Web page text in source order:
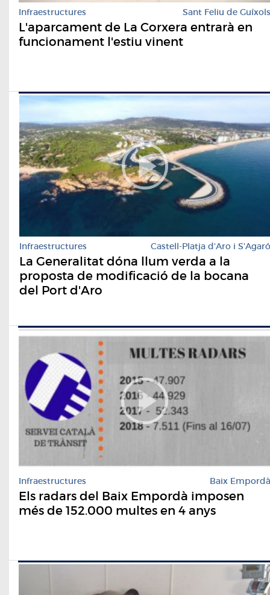
Infraestructures Sant Feliu de Guíxols
L'aparcament de La Corxera entrarà en
funcionament l'estiu vinent
Infraestructures Castell-Platja d'Aro i S'Agaró
La Generalitat dóna llum verda a la
proposta de modificació de la bocana
del Port d'Aro
Infraestructures Baix Empordà
Els radars del Baix Empordà imposen
més de 152.000 multes en 4 anys